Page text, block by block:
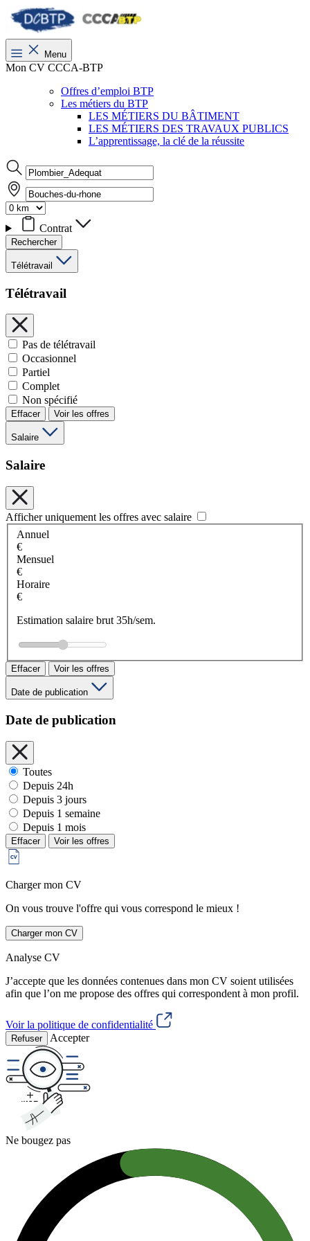
Menu
Mon CV CCCA-BTP
Offres d’emploi BTP
Les métiers du BTP
LES MÉTIERS DU BÂTIMENT
LES MÉTIERS DES TRAVAUX PUBLICS
L’apprentissage, la clé de la réussite
Contrat
Rechercher
Télétravail
Télétravail
Pas de télétravail
Occasionnel
Partiel
Complet
Non spécifié
Effacer Voir les offres
Salaire
Salaire
Afficher uniquement les offres avec salaire
Annuel
€
Mensuel
€
Horaire
€
Estimation salaire brut 35h/sem.
Effacer Voir les offres
Date de publication
Date de publication
Toutes
Depuis 24h
Depuis 3 jours
Depuis 1 semaine
Depuis 1 mois
Effacer Voir les offres
Charger mon CV
On vous trouve l'offre qui vous correspond le mieux !
Charger mon CV
Analyse CV
J’accepte que les données contenues dans mon CV soient utilisées
afin que l’on me propose des offres qui correspondent à mon profil.
Voir la politique de confidentialité
Refuser Accepter
Ne bougez pas